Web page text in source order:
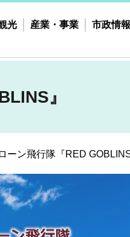
光 産業・事業 市政情報
』
ーン飛行隊『RED GOBLINS